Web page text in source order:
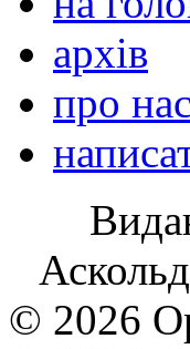
архів
про нас
© 2026